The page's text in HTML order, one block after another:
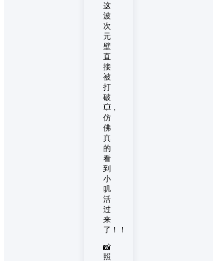
这
波
次
元
壁
直
接
被
打
破
💥，
仿
佛
真
的
看
到
小
叽
活
过
来
了！！
📸
照